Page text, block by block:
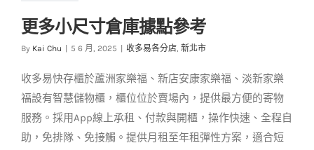
更多小尺寸倉庫據點
收多易各分店 新北市
更多小尺寸倉庫據點參考
By Kai Chu 5 6 月, 2025 收多易各分店, 新北市
收多易快存櫃於蘆洲家樂福、新店安康家樂福、淡新家樂
福設有智慧儲物櫃，櫃位位於賣場內，提供最方便的寄物
服務。採用App線上承租、付款與開櫃，操作快速、全程自
助，免排隊、免接觸。提供月租至年租彈性方案，適合短